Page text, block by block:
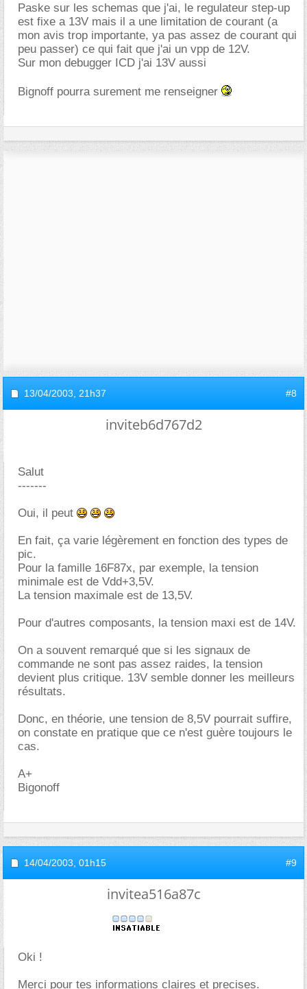
Paske sur les schemas que j'ai, le regulateur step-up
est fixe a 13V mais il a une limitation de courant (a
mon avis trop importante, ya pas assez de courant qui
peu passer) ce qui fait que j'ai un vpp de 12V.
Sur mon debugger ICD j'ai 13V aussi
Bignoff pourra surement me renseigner
13/04/2003, 21h37 #8
inviteb6d767d2
Salut
-------
Oui, il peut
En fait, ça varie légèrement en fonction des types de
pic.
Pour la famille 16F87x, par exemple, la tension
minimale est de Vdd+3,5V.
La tension maximale est de 13,5V.
Pour d'autres composants, la tension maxi est de 14V.
On a souvent remarqué que si les signaux de
commande ne sont pas assez raides, la tension
devient plus critique. 13V semble donner les meilleurs
résultats.
Donc, en théorie, une tension de 8,5V pourrait suffire,
on constate en pratique que ce n'est guère toujours le
cas.
A+
Bigonoff
14/04/2003, 01h15 #9
invitea516a87c
Oki !
Merci pour tes informations claires et precises.